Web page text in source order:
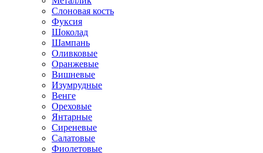
Слоновая кость
Фуксия
Шоколад
Шампань
Оливковые
Оранжевые
Вишневые
Изумрудные
Венге
Ореховые
Янтарные
Сиреневые
Салатовые
Фиолетовые